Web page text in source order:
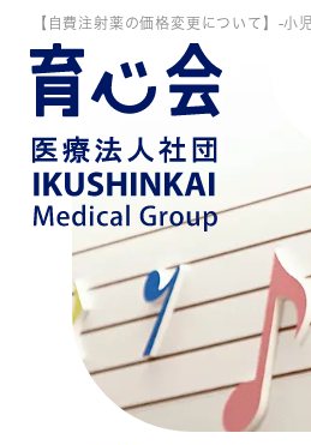
【自費注射薬の価格変更について】-小